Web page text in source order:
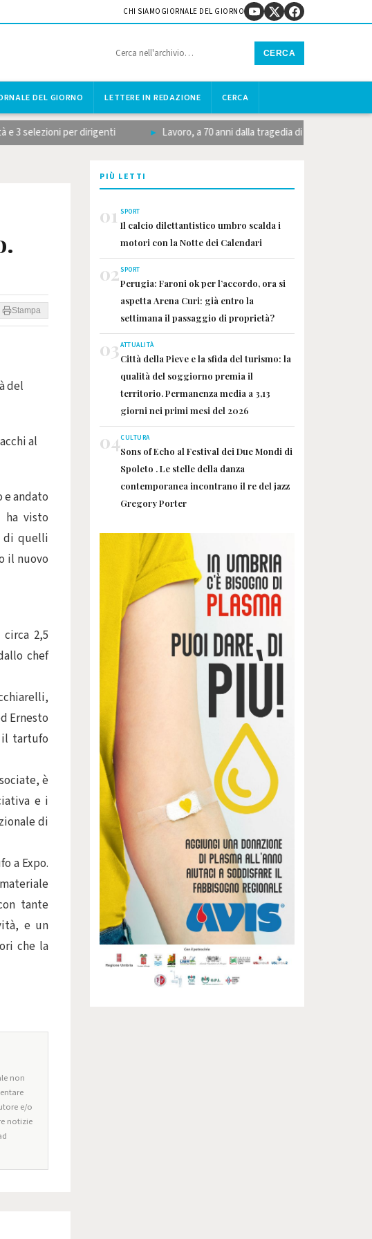
CHI SIAMO GIORNALE DEL GIORNO
CERCA
DEL GIORNO LETTERE IN REDAZIONE CERCA
per dirigenti Lavoro, a 70 anni dalla tragedia di Marcinelle la
Stampa
del
al
e andato
ha visto
di quelli
il nuovo
2,5
chef
Ernesto
il tartufo
è
e i
di
a Expo.
tante
e un
che la
non
e/o
notizie
PIÙ LETTI
01 SPORT
Il calcio dilettantistico umbro scalda i
motori con la Notte dei Calendari
02SPORT
Perugia: Faroni ok per l’accordo, ora si
aspetta Arena Curi: già entro la
settimana il passaggio di proprietà?
03ATTUALITÀ
Città della Pieve e la sfida del turismo: la
qualità del soggiorno premia il
territorio. Permanenza media a 3,13
giorni nei primi mesi del 2026
04CULTURA
Sons of Echo al Festival dei Due Mondi di
Spoleto . Le stelle della danza
contemporanea incontrano il re del jazz
Gregory Porter